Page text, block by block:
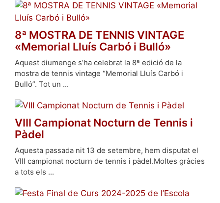
8ª MOSTRA DE TENNIS VINTAGE
«Memorial Lluís Carbó i Bulló»
Aquest diumenge s’ha celebrat la 8ª edició de la
mostra de tennis vintage “Memorial Lluís Carbó i
Bulló”. Tot un ...
VIII Campionat Nocturn de Tennis i
Pàdel
Aquesta passada nit 13 de setembre, hem disputat el
VIII campionat nocturn de tennis i pàdel.Moltes gràcies
a tots els ...